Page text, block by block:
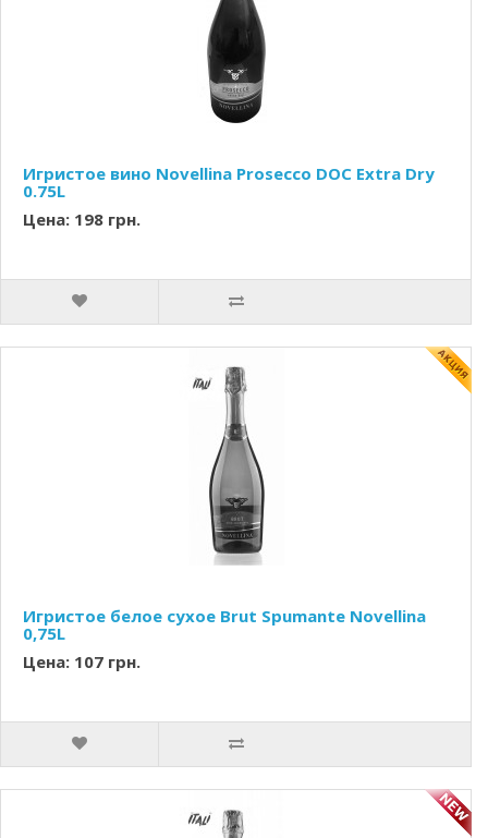
Игристое вино Novellina Prosecco DOC Extra Dry
0.75L
Цена: 198 грн.
Игристое белое сухое Brut Spumante Novellina
0,75L
Цена: 107 грн.